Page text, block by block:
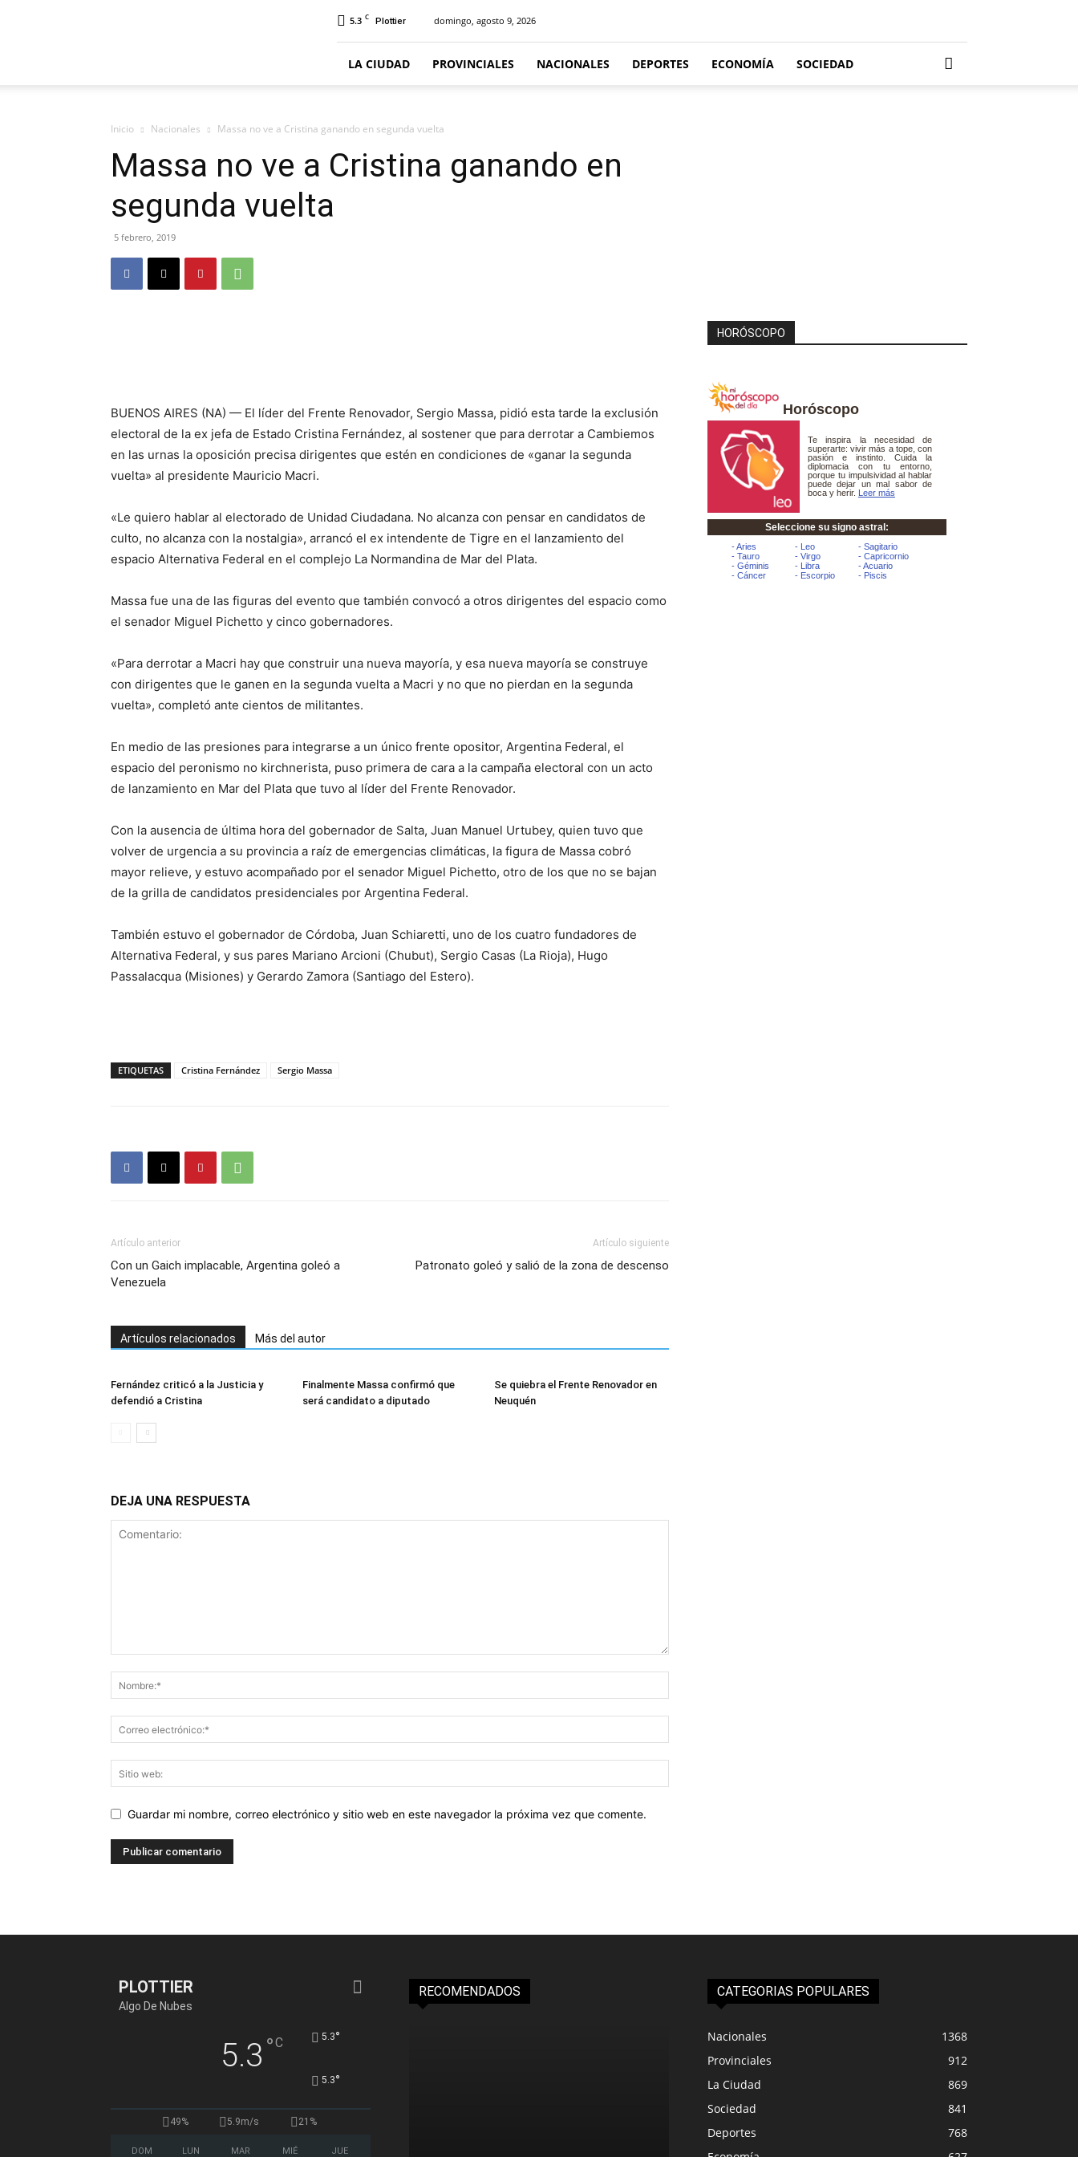
5.3 C Plottier domingo, agosto 9, 2026
LA CIUDAD PROVINCIALES NACIONALES DEPORTES ECONOMÍA SOCIEDAD
Inicio Nacionales Massa no ve a Cristina ganando en segunda vuelta
Massa no ve a Cristina ganando en
segunda vuelta
5 febrero, 2019
BUENOS AIRES (NA) — El líder del Frente Renovador, Sergio Massa, pidió esta tarde la exclusión
electoral de la ex jefa de Estado Cristina Fernández, al sostener que para derrotar a Cambiemos
en las urnas la oposición precisa dirigentes que estén en condiciones de «ganar la segunda
vuelta» al presidente Mauricio Macri.
«Le quiero hablar al electorado de Unidad Ciudadana. No alcanza con pensar en candidatos de
culto, no alcanza con la nostalgia», arrancó el ex intendente de Tigre en el lanzamiento del
espacio Alternativa Federal en el complejo La Normandina de Mar del Plata.
Massa fue una de las figuras del evento que también convocó a otros dirigentes del espacio como
el senador Miguel Pichetto y cinco gobernadores.
«Para derrotar a Macri hay que construir una nueva mayoría, y esa nueva mayoría se construye
con dirigentes que le ganen en la segunda vuelta a Macri y no que no pierdan en la segunda
vuelta», completó ante cientos de militantes.
En medio de las presiones para integrarse a un único frente opositor, Argentina Federal, el
espacio del peronismo no kirchnerista, puso primera de cara a la campaña electoral con un acto
de lanzamiento en Mar del Plata que tuvo al líder del Frente Renovador.
Con la ausencia de última hora del gobernador de Salta, Juan Manuel Urtubey, quien tuvo que
volver de urgencia a su provincia a raíz de emergencias climáticas, la figura de Massa cobró
mayor relieve, y estuvo acompañado por el senador Miguel Pichetto, otro de los que no se bajan
de la grilla de candidatos presidenciales por Argentina Federal.
También estuvo el gobernador de Córdoba, Juan Schiaretti, uno de los cuatro fundadores de
Alternativa Federal, y sus pares Mariano Arcioni (Chubut), Sergio Casas (La Rioja), Hugo
Passalacqua (Misiones) y Gerardo Zamora (Santiago del Estero).
ETIQUETAS Cristina Fernández Sergio Massa
Artículo anterior
Con un Gaich implacable, Argentina goleó a
Venezuela
Artículo siguiente
Patronato goleó y salió de la zona de descenso
Artículos relacionados Más del autor
Fernández criticó a la Justicia y
defendió a Cristina
Finalmente Massa confirmó que
será candidato a diputado
Se quiebra el Frente Renovador en
Neuquén
DEJA UNA RESPUESTA
Guardar mi nombre, correo electrónico y sitio web en este navegador la próxima vez que comente.
HORÓSCOPO
Horóscopo
PLOTTIER
Algo De Nubes
5.3 °C 5.3°
5.3°
49% 5.9m/s 21%
DOM LUN MAR MIÉ JUE
RECOMENDADOS CATEGORIAS POPULARES
Nacionales
1368
Provinciales
912
La Ciudad
869
Sociedad
841
Deportes
768